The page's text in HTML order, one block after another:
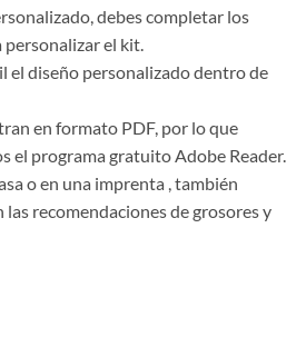
debes completar los
personalizar el kit.
el diseño personalizado dentro de
en formato PDF, por lo que
el programa gratuito Adobe Reader.
o en una imprenta , también
recomendaciones de grosores y